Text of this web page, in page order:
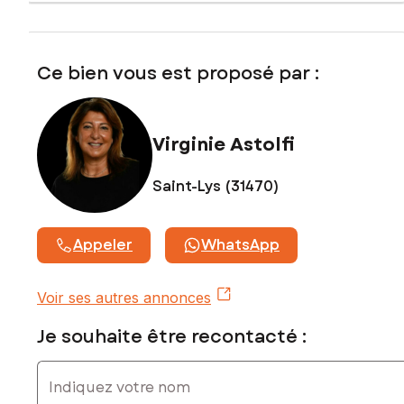
www.georisques.gouv.fr
Contactez votre conseiller SAFTI : Virginie ASTOLFI, Tél. :
06 66 58 50 50, E-mail : virginie.astolfi@safti.fr - EI - Agent
commercial immatriculé au RSAC de TOULOUSE sous le
numéro 878 806 652
Ce bien vous est proposé par :
Virginie Astolfi
Saint-Lys (31470)
Appeler WhatsApp
Voir ses autres annonces
Je souhaite être recontacté :
Indiquez votre nom